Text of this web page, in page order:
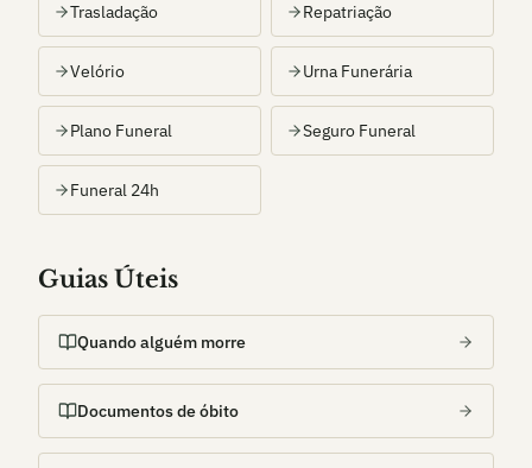
Trasladação Repatriação
Velório Urna Funerária
Plano Funeral Seguro Funeral
Funeral 24h
Guias Úteis
Quando alguém morre
Documentos de óbito